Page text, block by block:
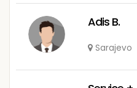
Adis B.
Sarajevo